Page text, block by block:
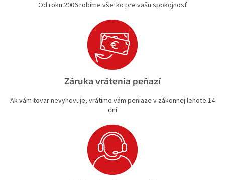
Od roku 2006 robíme všetko pre vašu spokojnosť
Záruka vrátenia peňazí
Ak vám tovar nevyhovuje, vrátime vám peniaze v zákonnej lehote 14
dní